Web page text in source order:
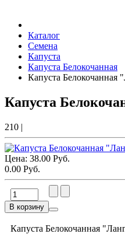
Каталог
Семена
Капуста
Капуста Белокочанная
Капуста Белокочанная
Капуста
210 |
Цена: 38.00 Руб.
0.00 Руб.
В корзину
Капуста Белокочанная